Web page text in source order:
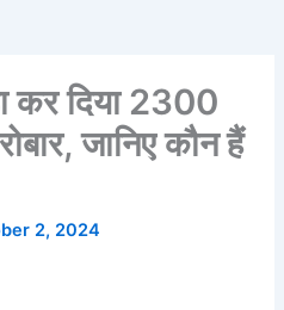
कर दिया 2300
जानिए कौन हैं
2, 2024